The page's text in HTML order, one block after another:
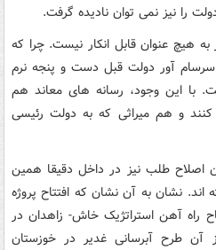
را نیز نمی توان نادیده گرفت.
هیچ عنوان قابل انکار نیست. چرا که
آور دولت قبل دست و پنجه نرم
با این وجود، رسانه های معاند هم
و هم میراثی که به دولت رئیسی
اصلاح طلب نیز در داخل دقیقا همین
اند. نشان به آن نشان که افتتاح پروژه
راه آهن استراتژیک خاش- زاهدان در
طرح آبرسانی غدیر در خوزستان